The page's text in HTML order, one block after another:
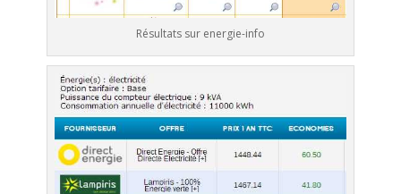
Résultats sur energie-info